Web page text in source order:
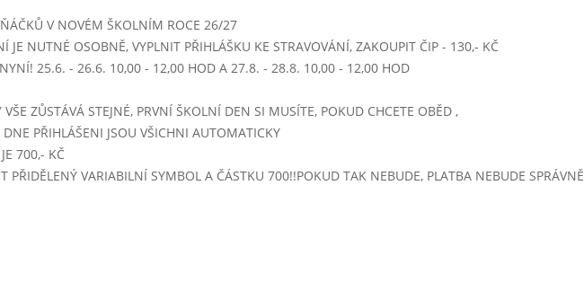
kmínová s těstovinami (vývar slepičí)
vepřová plec v mrkvi, brambory
ovoce
(11:15 - 14:00)
kachní se zeleninou
zapečené těstoviny s mletým masem
V NOVÉM ŠKOLNÍM ROCE 26/27
JE NUTNÉ OSOBNĚ, VYPLNIT PŘIHLÁŠKU KE STRAVOVÁNÍ, ZAKOUPIT ČIP - 130,- KČ
NYNÍ! 25.6. - 26.6. 10,00 - 12,00 HOD A 27.8. - 28.8. 10,00 - 12,00 HOD
ZŮSTÁVÁ STEJNÉ, PRVNÍ ŠKOLNÍ DEN SI MUSÍTE, POKUD CHCETE OBĚD ,
PŘIHLÁŠENI JSOU VŠICHNI AUTOMATICKY
700,- KČ
PŘIDĚLENÝ VARIABILNÍ SYMBOL A ČÁSTKU 700!!POKUD TAK NEBUDE, PLATBA NEBUDE SPRÁVNĚ